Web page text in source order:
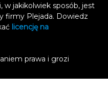
w jakikolwiek sposób, jest
firmy Plejada. Dowiedz
licencję na
prawa i grozi